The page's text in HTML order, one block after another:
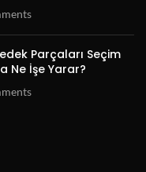
Parçaları Seçim
Ne İşe Yarar?